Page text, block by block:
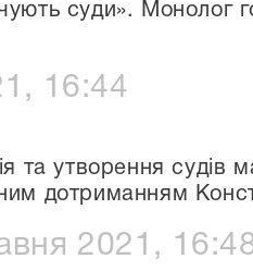
суди». Монолог
16:44
та утворення судів
дотриманням
2021,